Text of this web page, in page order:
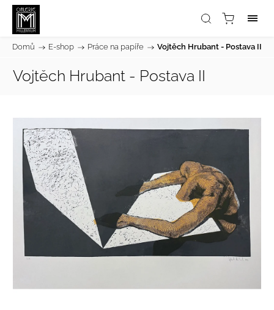
Domů / E-shop / Práce na papíře / Vojtěch Hrubant - Postava II
Vojtěch Hrubant - Postava II